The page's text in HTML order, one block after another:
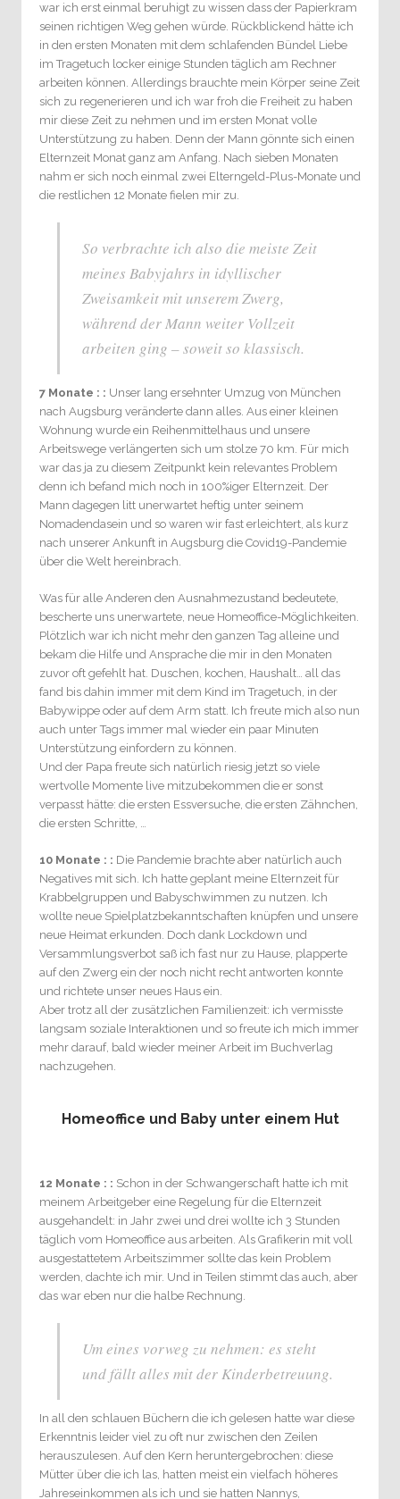
war ich erst einmal beruhigt zu wissen dass der Papierkram
seinen richtigen Weg gehen würde. Rückblickend hätte ich
in den ersten Monaten mit dem schlafenden Bündel Liebe
im Tragetuch locker einige Stunden täglich am Rechner
arbeiten können. Allerdings brauchte mein Körper seine Zeit
sich zu regenerieren und ich war froh die Freiheit zu haben
mir diese Zeit zu nehmen und im ersten Monat volle
Unterstützung zu haben. Denn der Mann gönnte sich einen
Elternzeit Monat ganz am Anfang. Nach sieben Monaten
nahm er sich noch einmal zwei Elterngeld-Plus-Monate und
die restlichen 12 Monate fielen mir zu.
So verbrachte ich also die meiste Zeit
meines Babyjahrs in idyllischer
Zweisamkeit mit unserem Zwerg,
während der Mann weiter Vollzeit
arbeiten ging – soweit so klassisch.
7 Monate : : Unser lang ersehnter Umzug von München
nach Augsburg veränderte dann alles. Aus einer kleinen
Wohnung wurde ein Reihenmittelhaus und unsere
Arbeitswege verlängerten sich um stolze 70 km. Für mich
war das ja zu diesem Zeitpunkt kein relevantes Problem
denn ich befand mich noch in 100%iger Elternzeit. Der
Mann dagegen litt unerwartet heftig unter seinem
Nomadendasein und so waren wir fast erleichtert, als kurz
nach unserer Ankunft in Augsburg die Covid19-Pandemie
über die Welt hereinbrach.
Was für alle Anderen den Ausnahmezustand bedeutete,
bescherte uns unerwartete, neue Homeoffice-Möglichkeiten.
Plötzlich war ich nicht mehr den ganzen Tag alleine und
bekam die Hilfe und Ansprache die mir in den Monaten
zuvor oft gefehlt hat. Duschen, kochen, Haushalt… all das
fand bis dahin immer mit dem Kind im Tragetuch, in der
Babywippe oder auf dem Arm statt. Ich freute mich also nun
auch unter Tags immer mal wieder ein paar Minuten
Unterstützung einfordern zu können.
Und der Papa freute sich natürlich riesig jetzt so viele
wertvolle Momente live mitzubekommen die er sonst
verpasst hätte: die ersten Essversuche, die ersten Zähnchen,
die ersten Schritte, …
10 Monate : : Die Pandemie brachte aber natürlich auch
Negatives mit sich. Ich hatte geplant meine Elternzeit für
Krabbelgruppen und Babyschwimmen zu nutzen. Ich
wollte neue Spielplatzbekanntschaften knüpfen und unsere
neue Heimat erkunden. Doch dank Lockdown und
Versammlungsverbot saß ich fast nur zu Hause, plapperte
auf den Zwerg ein der noch nicht recht antworten konnte
und richtete unser neues Haus ein.
Aber trotz all der zusätzlichen Familienzeit: ich vermisste
langsam soziale Interaktionen und so freute ich mich immer
mehr darauf, bald wieder meiner Arbeit im Buchverlag
nachzugehen.
Homeoffice und Baby unter einem Hut
12 Monate : : Schon in der Schwangerschaft hatte ich mit
meinem Arbeitgeber eine Regelung für die Elternzeit
ausgehandelt: in Jahr zwei und drei wollte ich 3 Stunden
täglich vom Homeoffice aus arbeiten. Als Grafikerin mit voll
ausgestattetem Arbeitszimmer sollte das kein Problem
werden, dachte ich mir. Und in Teilen stimmt das auch, aber
das war eben nur die halbe Rechnung.
Um eines vorweg zu nehmen: es steht
und fällt alles mit der Kinderbetreuung.
In all den schlauen Büchern die ich gelesen hatte war diese
Erkenntnis leider viel zu oft nur zwischen den Zeilen
herauszulesen. Auf den Kern heruntergebrochen: diese
Mütter über die ich las, hatten meist ein vielfach höheres
Jahreseinkommen als ich und sie hatten Nannys,